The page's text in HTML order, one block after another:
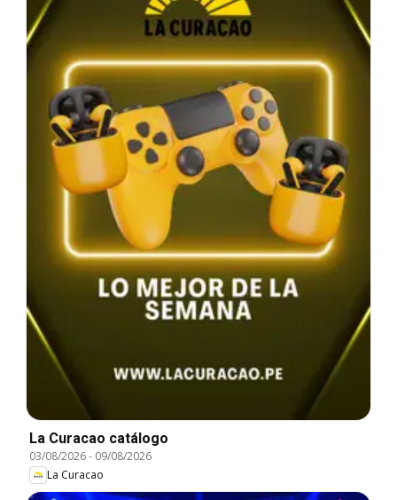
La Curacao catálogo
03/08/2026- 09/08/2026
La Curacao